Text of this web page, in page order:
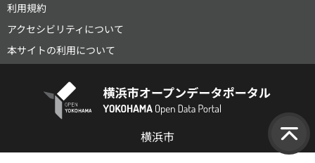
利用規約
アクセシビリティについて
本サイトの利用について
横浜市